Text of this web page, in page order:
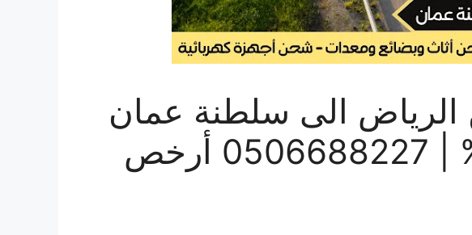
الى سلطنة عمان
خصم مميز 30% | 0506688227 أرخص